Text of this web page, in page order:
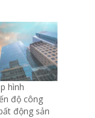
hình
độ công
động sản